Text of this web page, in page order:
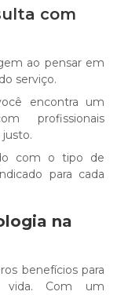
com
ao pensar em
serviço.
encontra um
profissionais
com o tipo de
para cada
na
benefícios para
Com um